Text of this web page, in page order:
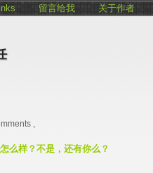
留言给我 关于作者
,
么样？不是，还有你么？